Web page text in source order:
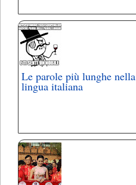
Le parole più lunghe nella
lingua italiana